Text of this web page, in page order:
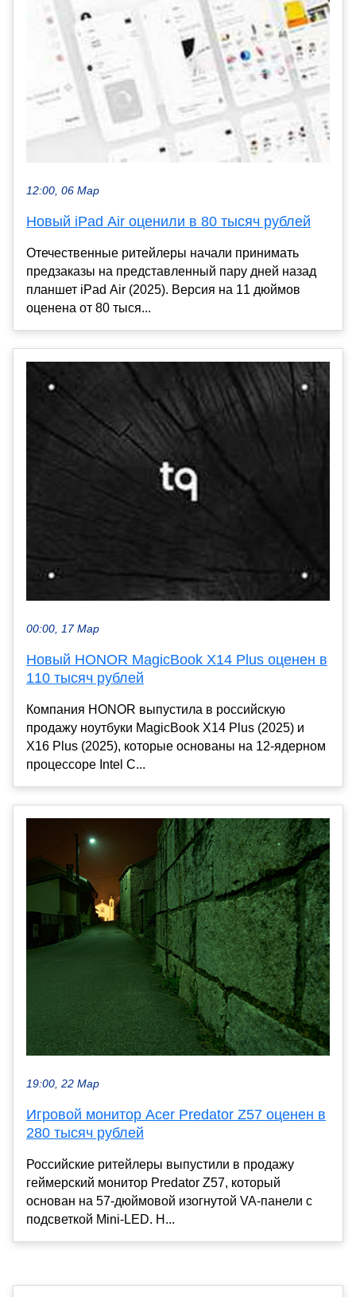
12:00, 06 Мар
Новый iPad Air оценили в 80 тысяч рублей
Отечественные ритейлеры начали принимать
предзаказы на представленный пару дней назад
планшет iPad Air (2025). Версия на 11 дюймов
оценена от 80 тыся...
00:00, 17 Мар
Новый HONOR MagicBook X14 Plus оценен в
110 тысяч рублей
Компания HONOR выпустила в российскую
продажу ноутбуки MagicBook X14 Plus (2025) и
X16 Plus (2025), которые основаны на 12-ядерном
процессоре Intel C...
19:00, 22 Мар
Игровой монитор Acer Predator Z57 оценен в
280 тысяч рублей
Российские ритейлеры выпустили в продажу
геймерский монитор Predator Z57, который
основан на 57-дюймовой изогнутой VA-панели с
подсветкой Mini-LED. Н...